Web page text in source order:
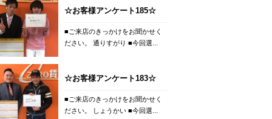
☆お客様アンケート185☆
■ご来店のきっかけをお聞かせく
ださい。 通りすがり ■今回選...
☆お客様アンケート183☆
■ご来店のきっかけをお聞かせく
ださい。 しょうかい ■今回選...